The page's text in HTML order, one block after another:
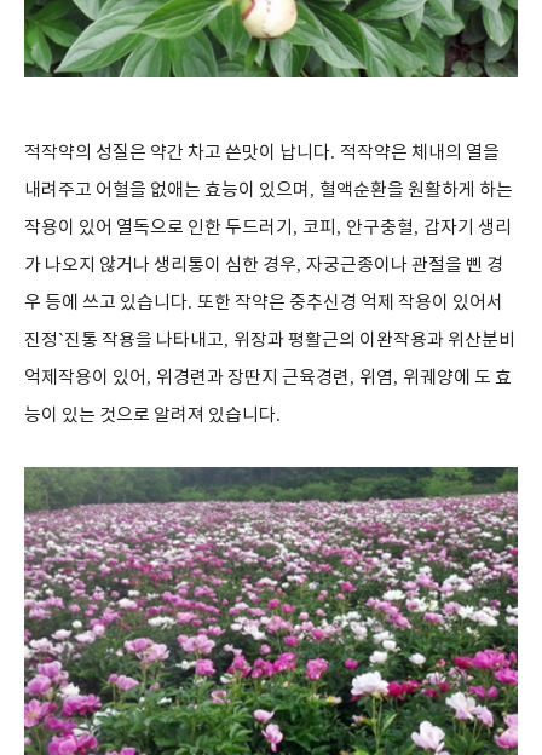
적작약의 성질은 약간 차고 쓴맛이 납니다. 적작약은 체내의 열을
내려주고 어혈을 없애는 효능이 있으며 , 혈액순환을 원활하게 하는
작용이 있어 열독으로 인한 두드러기 , 코피 , 안구충혈, 갑자기 생리
가 나오지 않거나 생리통이 심한 경우, 자궁근종이나 관절을 삔 경
우 등에 쓰고 있습니다. 또한 작약은 중추신경 억제 작용이 있어서
진정`진통 작용을 나타내고, 위장과 평활근의 이완작용과 위산분비
억제작용이 있어 , 위경련과 장딴지 근육경련, 위염, 위궤양에 도 효
능이 있는 것으로 알려져 있습니다.